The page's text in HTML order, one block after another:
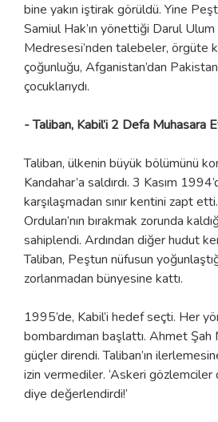
bine yakın iştirak görüldü. Yine
Samiul Hak’ın yönettiği Darul
Medresesi’nden talebeler, örgüte
çoğunluğu, Afganistan’dan
çocuklarıydı.
- Taliban, Kabil’i 2 Defa Muhasara
Taliban, ülkenin büyük bölümünü
Kandahar’a saldırdı. 3 Kasım
karşılaşmadan sınır kentini zapt
Orduları’nın bırakmak zorunda
sahiplendi. Ardından diğer hudut
Taliban, Peştun nüfusun
zorlanmadan bünyesine kattı.
1995’de, Kabil’i hedef seçti. Her
bombardıman başlattı. Ahmet
güçler direndi. Taliban’ın
izin vermediler. ‘Askeri gözlemciler
diye değerlendirdi!’